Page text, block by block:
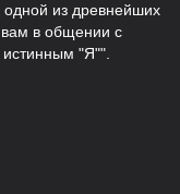
одной из древнейших
вам в общении с
"Я"".